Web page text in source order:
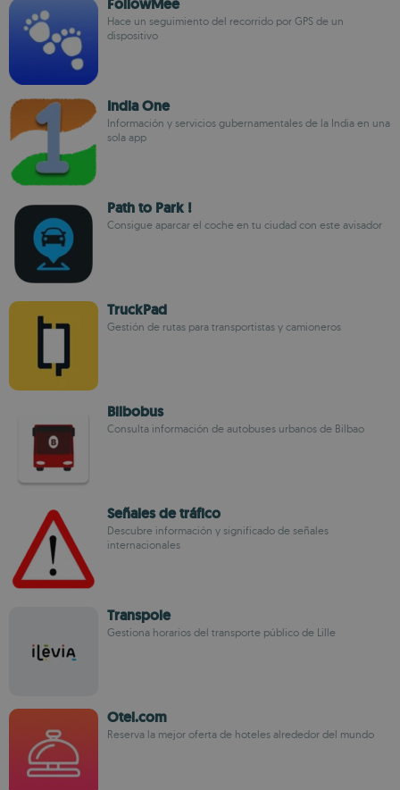
FollowMee
Hace un seguimiento del recorrido por GPS de un
dispositivo
India One
Información y servicios gubernamentales de la India en una
sola app
Path to Park !
Consigue aparcar el coche en tu ciudad con este avisador
TruckPad
Gestión de rutas para transportistas y camioneros
Bilbobus
Consulta información de autobuses urbanos de Bilbao
Señales de tráfico
Descubre información y significado de señales
internacionales
Transpole
Gestiona horarios del transporte público de Lille
Otel.com
Reserva la mejor oferta de hoteles alrededor del mundo